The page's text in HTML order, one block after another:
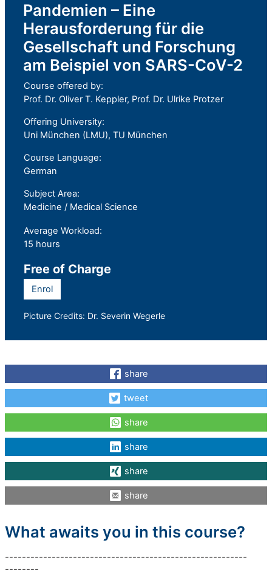
Pandemien – Eine
Herausforderung für die
Gesellschaft und Forschung
am Beispiel von SARS-CoV-2
Course offered by:
Prof. Dr. Oliver T. Keppler, Prof. Dr. Ulrike Protzer
Offering University:
Uni München (LMU), TU München
Course Language:
German
Subject Area:
Medicine / Medical Science
Average Workload:
15 hours
Free of Charge
Enrol
Picture Credits: Dr. Severin Wegerle
share
tweet
share
share
share
share
What awaits you in this course?
---------------------------------------------------------
--------